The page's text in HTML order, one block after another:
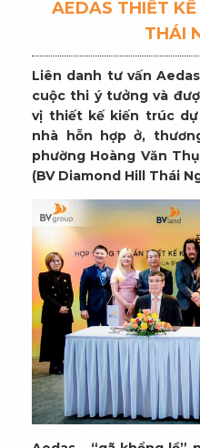
AEDAS THIẾT
THÁI
Liên danh tư vấn
cuộc thi ý tưởng và
vị thiết kế kiến trúc
nhà hỗn hợp ở,
phường Hoàng Văn
(BV Diamond Hill Thái